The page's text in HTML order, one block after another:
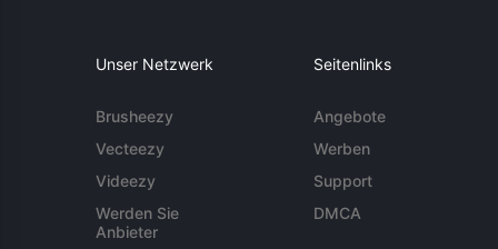
Unser Netzwerk
Brusheezy
Vecteezy
Videezy
Werden Sie
Anbieter
Seitenlinks
Angebote
Werben
Support
DMCA